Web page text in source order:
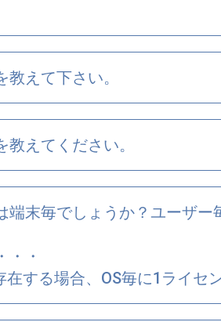
えて下さい。
えてください。
端末毎でしょうか？ユーザー
・・
在する場合、OS毎に1ライセ